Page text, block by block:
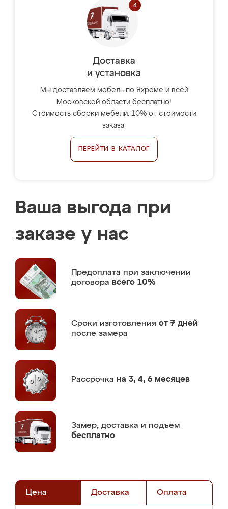
Доставка
и установка
Мы доставляем мебель по Яхроме и всей
Московской области бесплатно!
Стоимость сборки мебели: 10% от стоимости
заказа.
ПЕРЕЙТИ В КАТАЛОГ
Ваша выгода при
заказе у нас
Предоплата при заключении
договора всего 10%
Сроки изготовления от 7 дней
после замера
Рассрочка на 3, 4, 6 месяцев
Замер, доставка и подъем
бесплатно
Цена Доставка Оплата